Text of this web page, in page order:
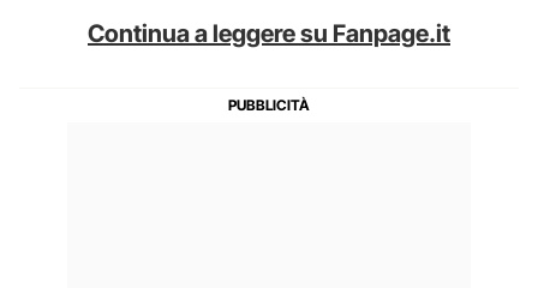
Continua a leggere su Fanpage.it